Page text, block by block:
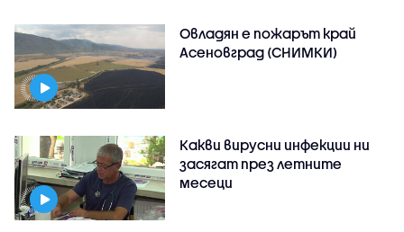
Овладян е пожарът край
Асеновград (СНИМКИ)
Какви вирусни инфекции ни
засягат през летните
месеци